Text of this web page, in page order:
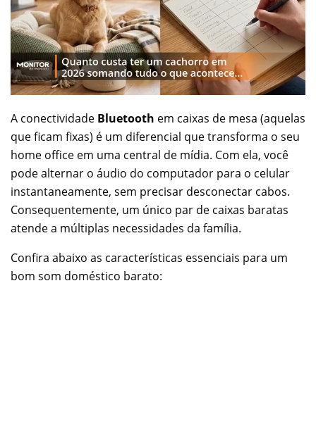
A conectividade Bluetooth em caixas de mesa (aquelas
que ficam fixas) é um diferencial que transforma o seu
home office em uma central de mídia. Com ela, você
pode alternar o áudio do computador para o celular
instantaneamente, sem precisar desconectar cabos.
Consequentemente, um único par de caixas baratas
atende a múltiplas necessidades da família.
Confira abaixo as características essenciais para um
bom som doméstico barato: